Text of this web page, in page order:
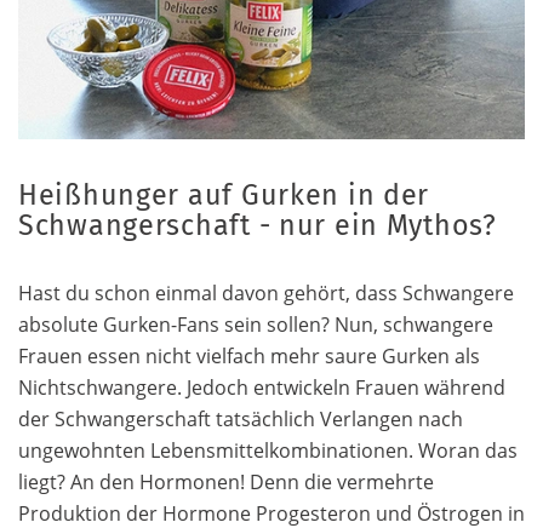
Heißhunger auf Gurken in der
Schwangerschaft - nur ein Mythos?
Hast du schon einmal davon gehört, dass Schwangere
absolute Gurken-Fans sein sollen? Nun, schwangere
Frauen essen nicht vielfach mehr saure Gurken als
Nichtschwangere. Jedoch entwickeln Frauen während
der Schwangerschaft tatsächlich Verlangen nach
ungewohnten Lebensmittelkombinationen. Woran das
liegt? An den Hormonen! Denn die vermehrte
Produktion der Hormone Progesteron und Östrogen in